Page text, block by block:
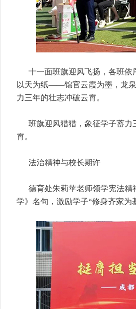
十一面班旗迎风飞扬，各班依
以天为纸——锦官云霞为墨，龙
力三年的壮志冲破云霄。
班旗迎风猎猎，象征学子蓄
霄。
法治精神与校长期许
德育处朱莉苹老师领学宪法精
学》名句，激励学子“修身齐家